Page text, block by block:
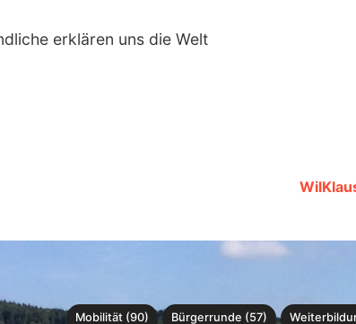
erklären uns die Welt
Mobilität (90) Bürgerrunde (57)